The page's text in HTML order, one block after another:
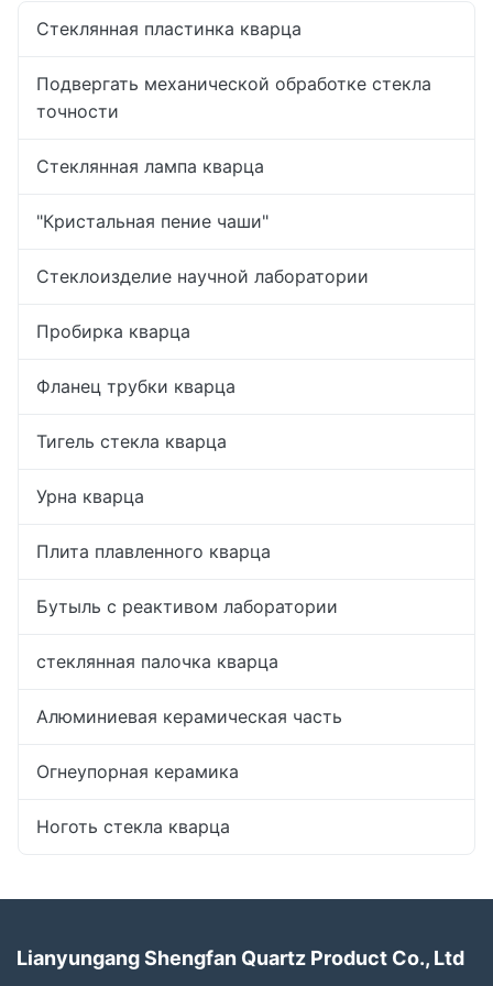
Стеклянная пластинка кварца
Подвергать механической обработке стекла
точности
Стеклянная лампа кварца
"Кристальная пение чаши"
Стеклоизделие научной лаборатории
Пробирка кварца
Фланец трубки кварца
Тигель стекла кварца
Урна кварца
Плита плавленного кварца
Бутыль с реактивом лаборатории
стеклянная палочка кварца
Алюминиевая керамическая часть
Огнеупорная керамика
Ноготь стекла кварца
Lianyungang Shengfan Quartz Product Co., Ltd